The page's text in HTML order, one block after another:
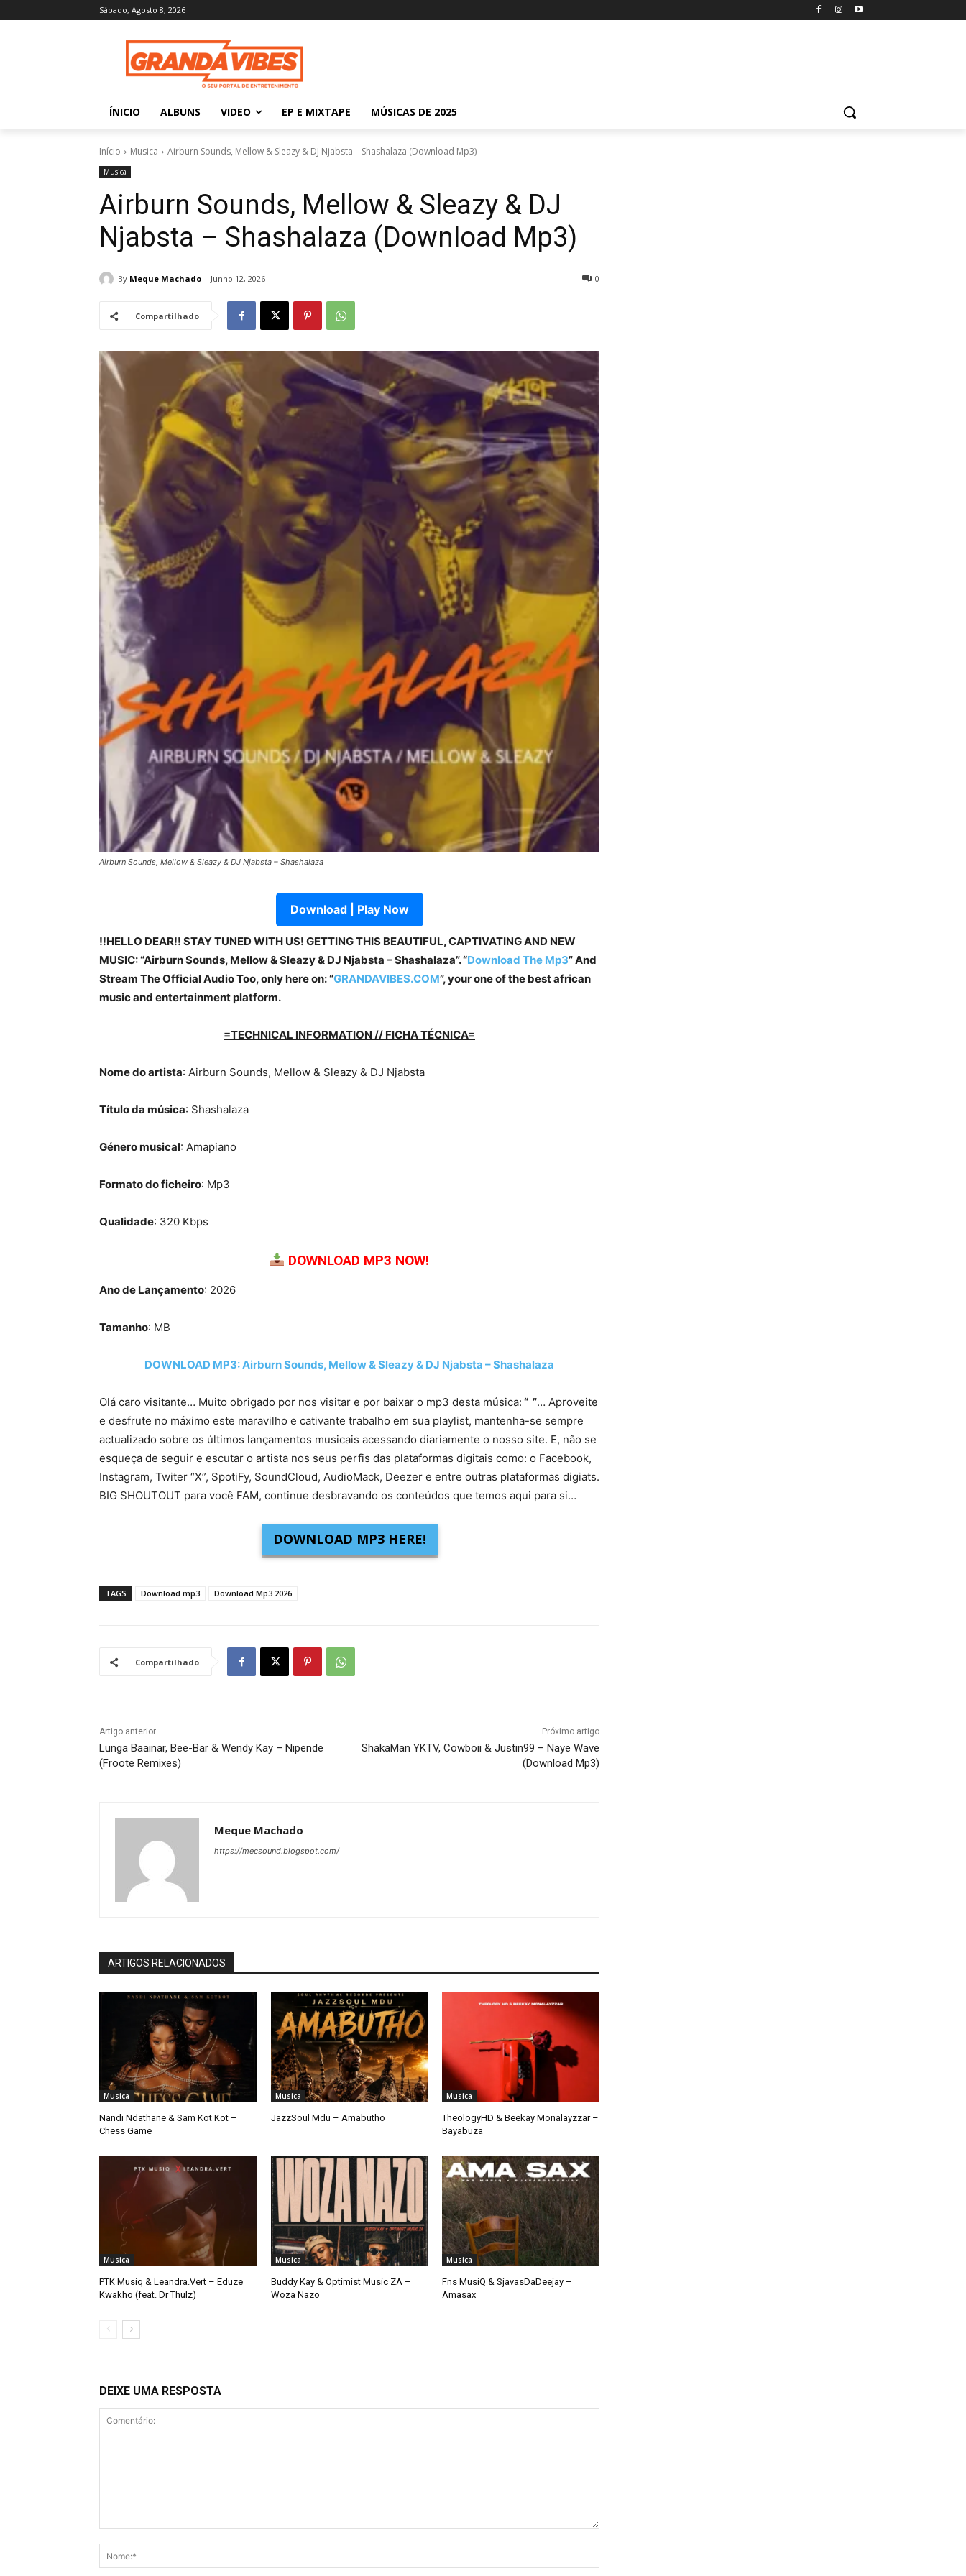
Sábado, Agosto 8, 2026
ÍNICIO ALBUNS VIDEO EP E MIXTAPE MÚSICAS DE 2025
Início Musica Airburn Sounds, Mellow & Sleazy & DJ Njabsta – Shashalaza (Download Mp3)
Musica
Airburn Sounds, Mellow & Sleazy & DJ
Njabsta – Shashalaza (Download Mp3)
By Meque Machado Junho 12, 2026 0
Compartilhado
Airburn Sounds, Mellow & Sleazy & DJ Njabsta – Shashalaza
Download | Play Now
!!HELLO DEAR!! STAY TUNED WITH US! GETTING THIS BEAUTIFUL, CAPTIVATING AND NEW
MUSIC: “Airburn Sounds, Mellow & Sleazy & DJ Njabsta – Shashalaza”. “Download The Mp3” And
Stream The Official Audio Too, only here on: “GRANDAVIBES.COM”, your one of the best african
music and entertainment platform.
=TECHNICAL INFORMATION // FICHA TÉCNICA=
Nome do artista: Airburn Sounds, Mellow & Sleazy & DJ Njabsta
Título da música: Shashalaza
Género musical: Amapiano
Formato do ficheiro: Mp3
Qualidade: 320 Kbps
DOWNLOAD MP3 NOW!
Ano de Lançamento: 2026
Tamanho: MB
DOWNLOAD MP3: Airburn Sounds, Mellow & Sleazy & DJ Njabsta – Shashalaza
Olá caro visitante… Muito obrigado por nos visitar e por baixar o mp3 desta música: “ ”… Aproveite
e desfrute no máximo este maravilho e cativante trabalho em sua playlist, mantenha-se sempre
actualizado sobre os últimos lançamentos musicais acessando diariamente o nosso site. E, não se
esqueça de seguir e escutar o artista nos seus perfis das plataformas digitais como: o Facebook,
Instagram, Twiter “X”, SpotiFy, SoundCloud, AudioMack, Deezer e entre outras plataformas digiats.
BIG SHOUTOUT para você FAM, continue desbravando os conteúdos que temos aqui para si…
DOWNLOAD MP3 HERE!
TAGS Download mp3 Download Mp3 2026
Compartilhado
Artigo anterior
Lunga Baainar, Bee-Bar & Wendy Kay – Nipende
(Froote Remixes)
Próximo artigo
ShakaMan YKTV, Cowboii & Justin99 – Naye Wave
(Download Mp3)
Meque Machado
https://mecsound.blogspot.com/
ARTIGOS RELACIONADOS
Musica
Nandi Ndathane & Sam Kot Kot –
Chess Game
Musica
JazzSoul Mdu – Amabutho
Musica
TheologyHD & Beekay Monalayzzar –
Bayabuza
Musica
PTK Musiq & Leandra.Vert – Eduze
Kwakho (feat. Dr Thulz)
Musica
Buddy Kay & Optimist Music ZA –
Woza Nazo
Musica
Fns MusiQ & SjavasDaDeejay –
Amasax
DEIXE UMA RESPOSTA